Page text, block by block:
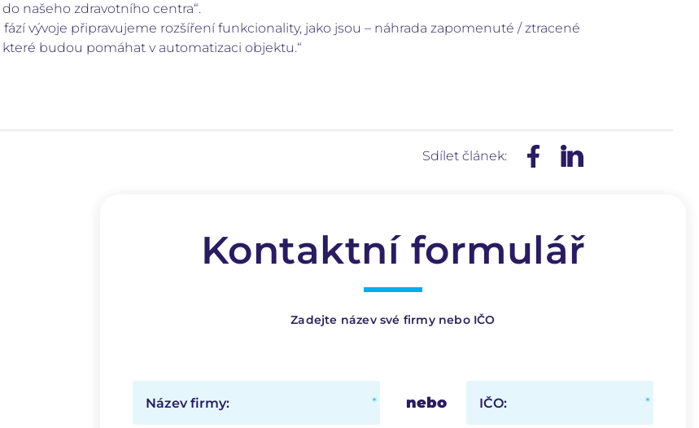
našeho zdravotního centra“.
vývoje připravujeme rozšíření funkcionality, jako jsou – náhrada zapomenuté / ztracené
budou pomáhat v automatizaci objektu.“
Sdílet článek:
Kontaktní formulář
Zadejte název své firmy nebo IČO
Název firmy: nebo IČO: